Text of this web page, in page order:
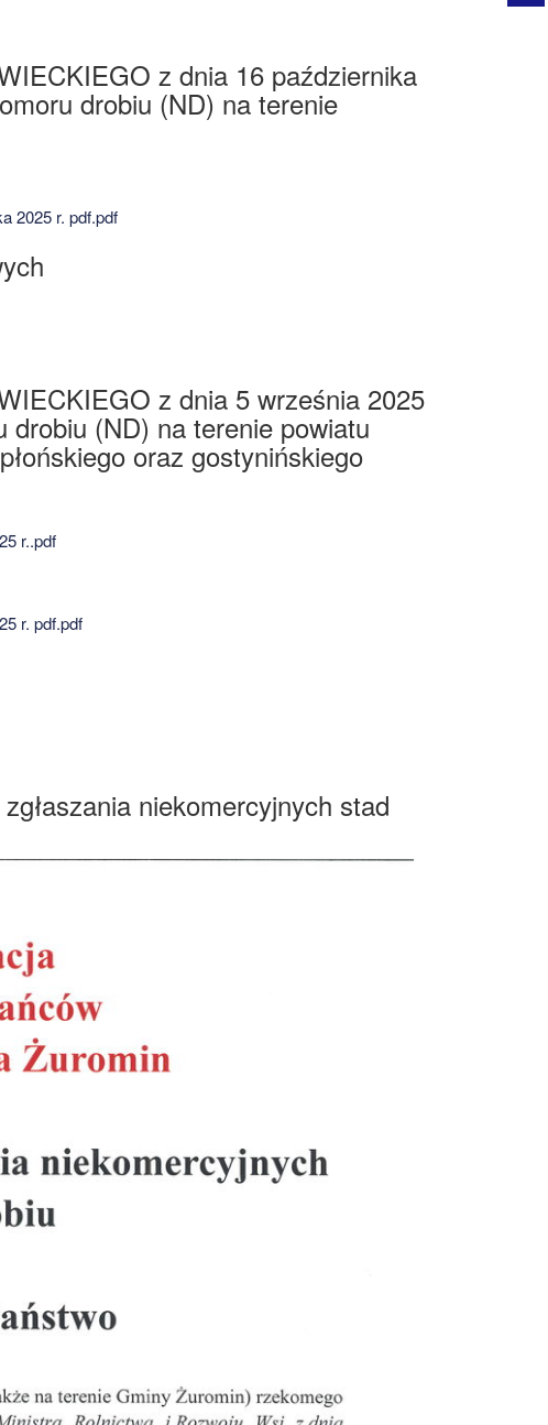
z dnia 16 października
drobiu (ND) na terenie
2025 r. pdf.pdf
z dnia 5 września 2025
(ND) na terenie powiatu
oraz gostynińskiego
r..pdf
r. pdf.pdf
niekomercyjnych stad